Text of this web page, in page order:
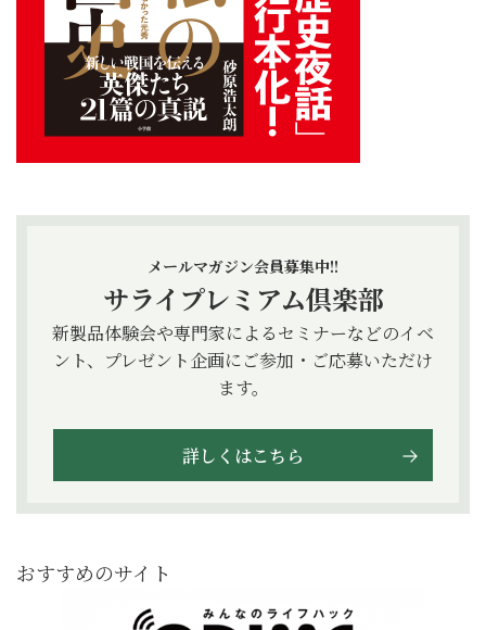
メールマガジン会員募集中!!
サライプレミアム倶楽部
新製品体験会や専門家によるセミナーなどのイベ
ント、プレゼント企画にご参加・ご応募いただけ
ます。
詳しくはこちら
おすすめのサイト